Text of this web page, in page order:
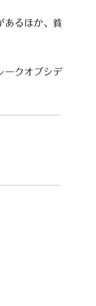
あるほか、貧
ークオブシデ